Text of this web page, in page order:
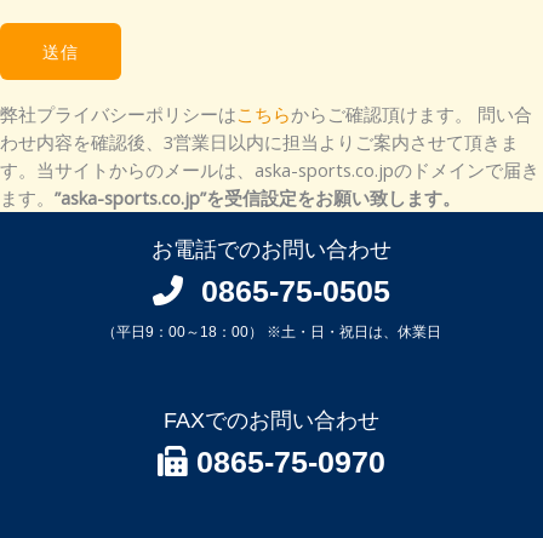
弊社プライバシーポリシーはこちらからご確認頂けます。 問い合
わせ内容を確認後、3営業日以内に担当よりご案内させて頂きま
す。当サイトからのメールは、aska-sports.co.jpのドメインで届き
ます。 ”aska-sports.co.jp”を受信設定をお願い致します。
お電話でのお問い合わせ
0865-75-0505
（平日9：00～18：00） ※土・日・祝日は、休業日
FAXでのお問い合わせ
0865-75-0970